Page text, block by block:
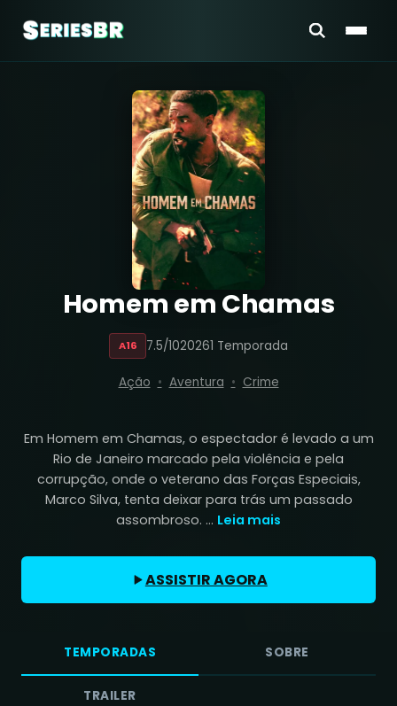
Homem em Chamas
A16 7.5/1020261 Temporada
Ação Aventura Crime
Em Homem em Chamas, o espectador é levado a um
Rio de Janeiro marcado pela violência e pela
corrupção, onde o veterano das Forças Especiais,
Marco Silva, tenta deixar para trás um passado
assombroso. ... Leia mais
ASSISTIR AGORA
TEMPORADAS SOBRE
TRAILER